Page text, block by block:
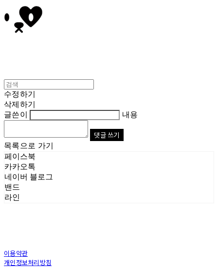
수정하기
삭제하기
글쓴이
내용
댓글 쓰기
목록으로 가기
페이스북
카카오톡
네이버 블로그
밴드
라인
이용약관
개인정보처리방침